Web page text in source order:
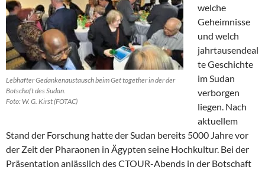
Lebhafter Gedankenaustausch beim Get together in der der
Botschaft des Sudan.
Foto: W. G. Kirst (FOTAC)
welche
Geheimnisse
und welch
jahrtausendeal
te Geschichte
im Sudan
verborgen
liegen. Nach
aktuellem
Stand der Forschung hatte der Sudan bereits 5000 Jahre vor
der Zeit der Pharaonen in Ägypten seine Hochkultur. Bei der
Präsentation anlässlich des CTOUR-Abends in der Botschaft